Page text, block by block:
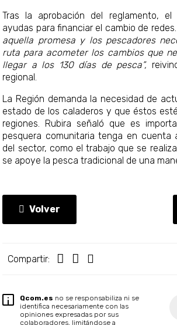
Tras la aprobación del reglamento, el
ayudas para financiar el cambio de redes.
aquella promesa y los pescadores
ruta para acometer los cambios que
llegar a los 130 días de pesca”,
regional.
La Región demanda la necesidad de
estado de los caladeros y que éstos
regiones. Rubira señaló que es
pesquera comunitaria tenga en cuenta
del sector, como el trabajo que se
se apoye la pesca tradicional de una
Volver
Compartir:
Qcom.es no se responsabiliza ni se
identifica necesariamente con las
opiniones expresadas por sus
colaboradores, limitándose a